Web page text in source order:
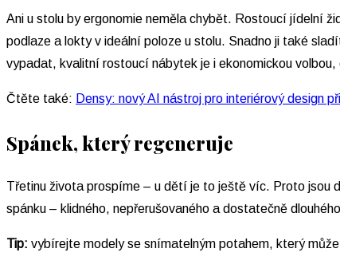
Ani u stolu by ergonomie neměla chybět. Rostoucí jídelní
podlaze a lokty v ideální poloze u stolu. Snadno ji také
vypadat, kvalitní rostoucí nábytek je i ekonomickou
Čtěte také: Densy: nový AI nástroj pro interiérový design
Spánek, který regeneruje
Třetinu života prospíme – u dětí je to ještě víc. Proto jsou
spánku – klidného, nepřerušovaného a dostatečně
Tip: vybírejte modely se snímatelným potahem, který